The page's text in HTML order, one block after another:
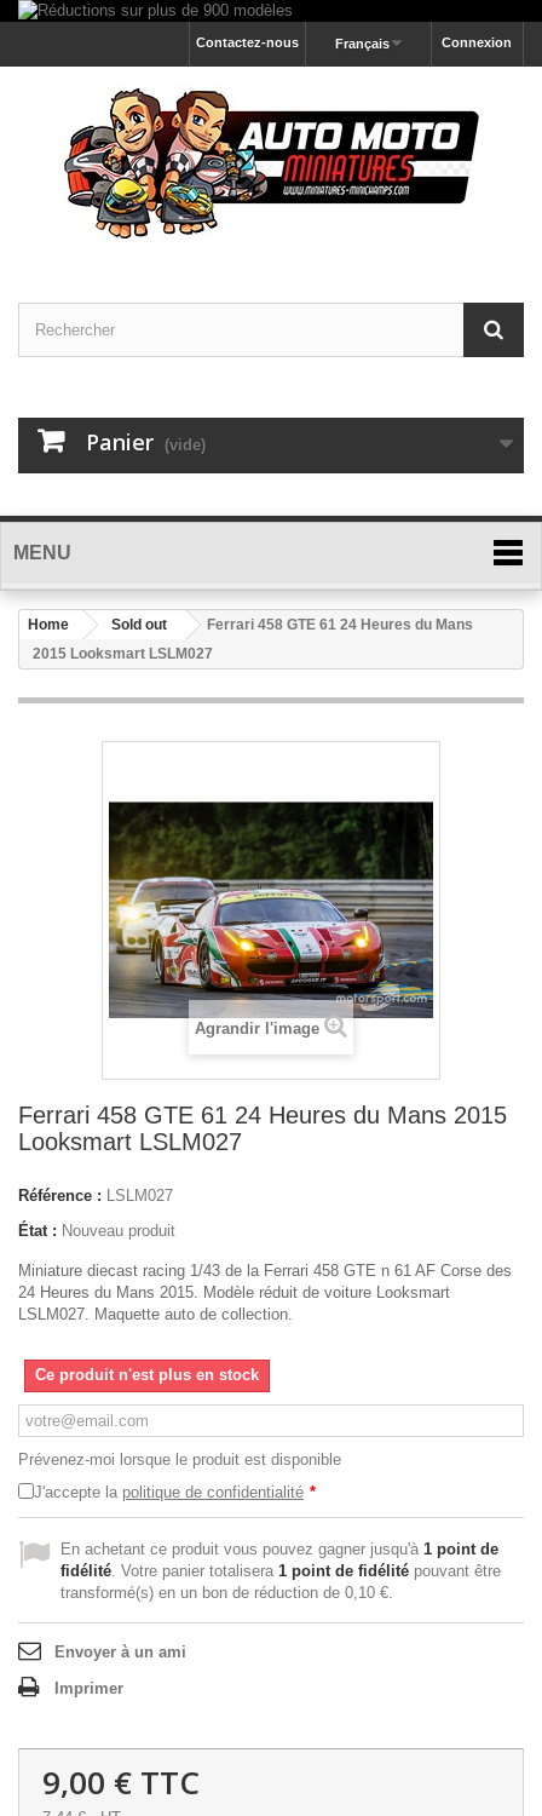
Connexion
Français
Contactez-nous
Panier (vide)
MENU
Home Sold out
Ferrari 458 GTE 61 24 Heures du Mans
2015 Looksmart LSLM027
Agrandir l'image
Ferrari 458 GTE 61 24 Heures du Mans 2015
Looksmart LSLM027
Référence : LSLM027
État : Nouveau produit
Miniature diecast racing 1/43 de la Ferrari 458 GTE n 61 AF Corse des
24 Heures du Mans 2015. Modèle réduit de voiture Looksmart
LSLM027. Maquette auto de collection.
Ce produit n'est plus en stock
Prévenez-moi lorsque le produit est disponible
J'accepte la politique de confidentialité *
En achetant ce produit vous pouvez gagner jusqu'à 1 point de
fidélité. Votre panier totalisera 1 point de fidélité pouvant être
transformé(s) en un bon de réduction de 0,10 €.
Envoyer à un ami
Imprimer
9,00 € TTC